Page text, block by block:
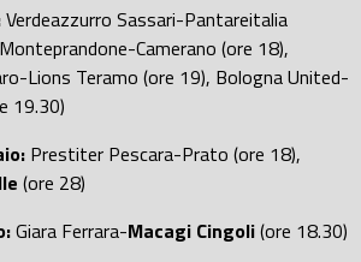
Verdeazzurro Sassari-Pantareitalia
Camerano (ore 18),
Lions Teramo (ore 19), Bologna United-
19.30)
Prestiter Pescara-Prato (ore 18),
(ore 28)
Giara Ferrara-Macagi Cingoli(ore 18.30)